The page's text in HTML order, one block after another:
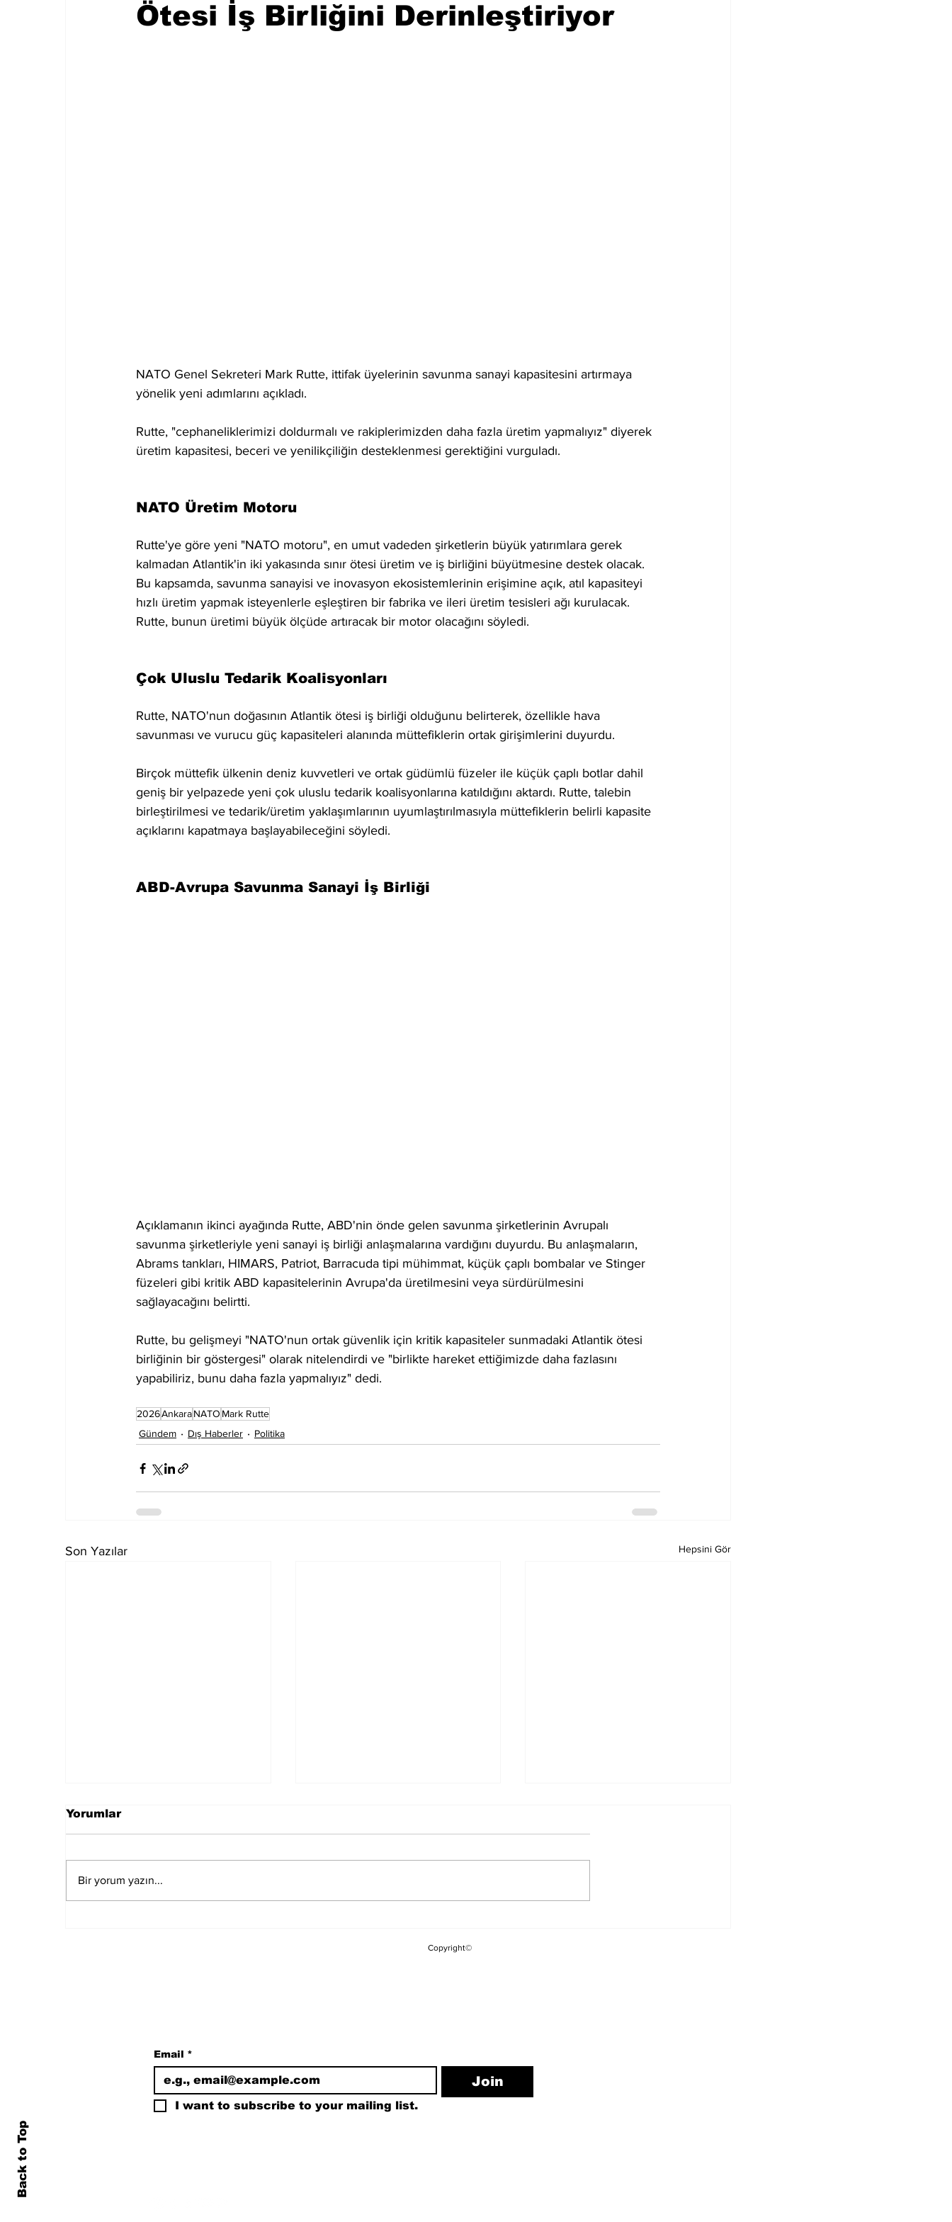
Ötesi İş Birliğini Derinleştiriyor
NATO Genel Sekreteri Mark Rutte, ittifak üyelerinin savunma sanayi kapasitesini artırmaya
yönelik yeni adımlarını açıkladı.
Rutte, "cephaneliklerimizi doldurmalı ve rakiplerimizden daha fazla üretim yapmalıyız" diyerek
üretim kapasitesi, beceri ve yenilikçiliğin desteklenmesi gerektiğini vurguladı.
NATO Üretim Motoru
Rutte'ye göre yeni "NATO motoru", en umut vadeden şirketlerin büyük yatırımlara gerek
kalmadan Atlantik'in iki yakasında sınır ötesi üretim ve iş birliğini büyütmesine destek olacak.
Bu kapsamda, savunma sanayisi ve inovasyon ekosistemlerinin erişimine açık, atıl kapasiteyi
hızlı üretim yapmak isteyenlerle eşleştiren bir fabrika ve ileri üretim tesisleri ağı kurulacak.
Rutte, bunun üretimi büyük ölçüde artıracak bir motor olacağını söyledi.
Çok Uluslu Tedarik Koalisyonları
Rutte, NATO'nun doğasının Atlantik ötesi iş birliği olduğunu belirterek, özellikle hava
savunması ve vurucu güç kapasiteleri alanında müttefiklerin ortak girişimlerini duyurdu.
Birçok müttefik ülkenin deniz kuvvetleri ve ortak güdümlü füzeler ile küçük çaplı botlar dahil
geniş bir yelpazede yeni çok uluslu tedarik koalisyonlarına katıldığını aktardı. Rutte, talebin
birleştirilmesi ve tedarik/üretim yaklaşımlarının uyumlaştırılmasıyla müttefiklerin belirli kapasite
açıklarını kapatmaya başlayabileceğini söyledi.
ABD-Avrupa Savunma Sanayi İş Birliği
Açıklamanın ikinci ayağında Rutte, ABD'nin önde gelen savunma şirketlerinin Avrupalı
savunma şirketleriyle yeni sanayi iş birliği anlaşmalarına vardığını duyurdu. Bu anlaşmaların,
Abrams tankları, HIMARS, Patriot, Barracuda tipi mühimmat, küçük çaplı bombalar ve Stinger
füzeleri gibi kritik ABD kapasitelerinin Avrupa'da üretilmesini veya sürdürülmesini
sağlayacağını belirtti.
Rutte, bu gelişmeyi "NATO'nun ortak güvenlik için kritik kapasiteler sunmadaki Atlantik ötesi
birliğinin bir göstergesi" olarak nitelendirdi ve "birlikte hareket ettiğimizde daha fazlasını
yapabiliriz, bunu daha fazla yapmalıyız" dedi.
2026AnkaraNATO Mark Rutte
Gündem
Dış Haberler Politika
Son Yazılar Hepsini Gör
Ardından İlk MGK
Yorumlar
Bir yorum yazın...
Copyright©
Back to Top
Email *
Join
I want to subscribe to your mailing list.